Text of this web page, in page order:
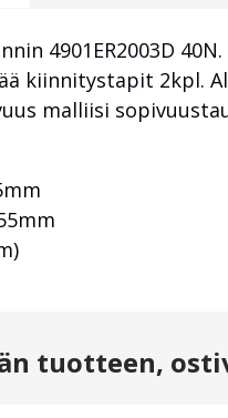
4901ER2003D
kiinnitystapit 2kpl.
malliisi
tuotteen,